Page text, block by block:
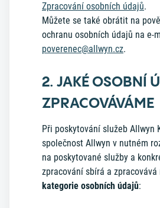
Zpracování osobních údajů.
Můžete se také obrátit na
ochranu osobních údajů na e-
poverenec@allwyn.cz.
2. JAKÉ OSOBNÍ
ZPRACOVÁVÁME
Při poskytování služeb Allwyn
společnost Allwyn v nutném
na poskytované služby a
zpracování sbírá a
kategorie osobních údajů: